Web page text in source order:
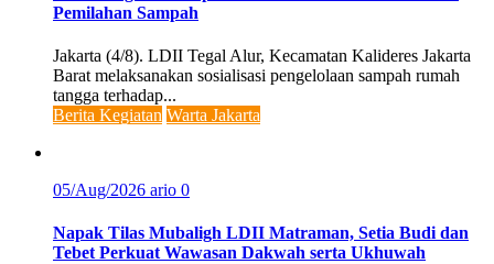
Pemilahan Sampah
Jakarta (4/8). LDII Tegal Alur, Kecamatan Kalideres Jakarta
Barat melaksanakan sosialisasi pengelolaan sampah rumah
tangga terhadap...
Berita Kegiatan Warta Jakarta
05/Aug/2026 ario 0
Napak Tilas Mubaligh LDII Matraman, Setia Budi dan
Tebet Perkuat Wawasan Dakwah serta Ukhuwah